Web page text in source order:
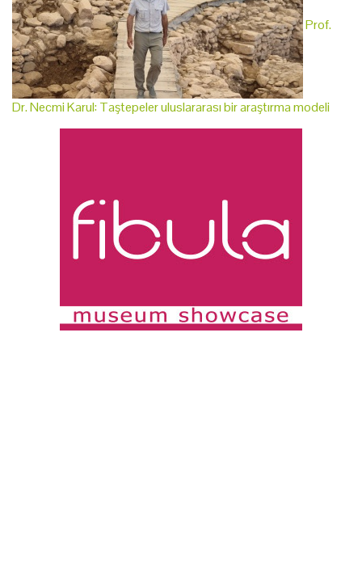
Prof.
Dr. Necmi Karul: Taştepeler uluslararası bir araştırma modeli